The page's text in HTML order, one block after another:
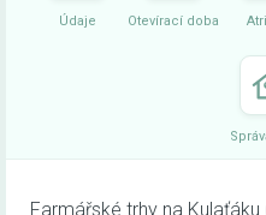
Údaje Otevírací doba
Farmářské trhy na